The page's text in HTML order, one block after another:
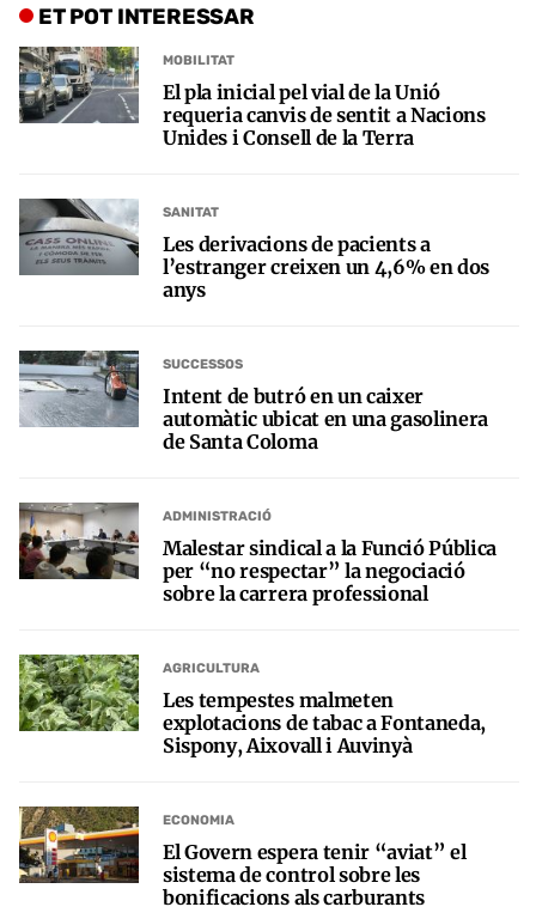
ET POT INTERESSAR
MOBILITAT
El pla inicial pel vial de la Unió
requeria canvis de sentit a Nacions
Unides i Consell de la Terra
SANITAT
Les derivacions de pacients a
l’estranger creixen un 4,6% en dos
anys
SUCCESSOS
Intent de butró en un caixer
automàtic ubicat en una gasolinera
de Santa Coloma
ADMINISTRACIÓ
Malestar sindical a la Funció Pública
per “no respectar” la negociació
sobre la carrera professional
AGRICULTURA
Les tempestes malmeten
explotacions de tabac a Fontaneda,
Sispony, Aixovall i Auvinyà
ECONOMIA
El Govern espera tenir “aviat” el
sistema de control sobre les
bonificacions als carburants